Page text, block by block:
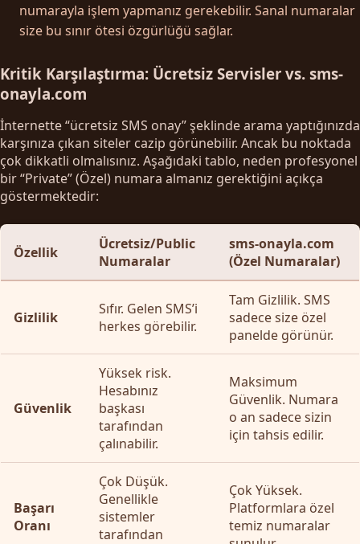
numarayla işlem yapmanız gerekebilir. Sanal numaralar
size bu sınır ötesi özgürlüğü sağlar.
Kritik Karşılaştırma: Ücretsiz Servisler vs. sms-
onayla.com
İnternette “ücretsiz SMS onay” şeklinde arama yaptığınızda
karşınıza çıkan siteler cazip görünebilir. Ancak bu noktada
çok dikkatli olmalısınız. Aşağıdaki tablo, neden profesyonel
bir “Private” (Özel) numara almanız gerektiğini açıkça
göstermektedir:
Özellik
Ücretsiz/Public
Numaralar
sms-onayla.com
(Özel Numaralar)
Gizlilik
Sıfır. Gelen SMS’i
herkes görebilir.
Tam Gizlilik. SMS
sadece size özel
panelde görünür.
Güvenlik
Yüksek risk.
Hesabınız
başkası
tarafından
çalınabilir.
Maksimum
Güvenlik. Numara
o an sadece sizin
için tahsis edilir.
Başarı
Oranı
Çok Düşük.
Genellikle
sistemler
tarafından
Çok Yüksek.
Platformlara özel
temiz numaralar